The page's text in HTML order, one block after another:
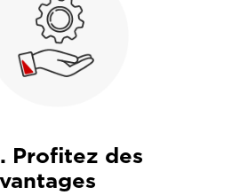
Profitez des